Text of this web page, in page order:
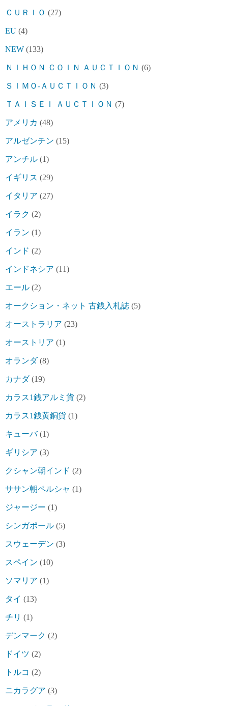
ＣＵＲＩＯ (27)
EU (4)
NEW (133)
ＮＩＨＯＮ ＣＯＩＮ ＡＵＣＴＩＯＮ (6)
ＳＩＭＯ-ＡＵＣＴＩＯＮ (3)
ＴＡＩＳＥＩ ＡＵＣＴＩＯＮ (7)
アメリカ (48)
アルゼンチン (15)
アンチル (1)
イギリス (29)
イタリア (27)
イラク (2)
イラン (1)
インド (2)
インドネシア (11)
エール (2)
オークション・ネット 古銭入札誌 (5)
オーストラリア (23)
オーストリア (1)
オランダ(8)
カナダ(19)
カラス1銭アルミ貨 (2)
カラス1銭黄銅貨 (1)
キューバ(1)
ギリシア (3)
クシャン朝インド (2)
ササン朝ペルシャ (1)
ジャージー (1)
シンガポール (5)
スウェーデン (3)
スペイン (10)
ソマリア (1)
タイ (13)
チリ (1)
デンマーク (2)
ドイツ (2)
トルコ (2)
ニカラグア (3)